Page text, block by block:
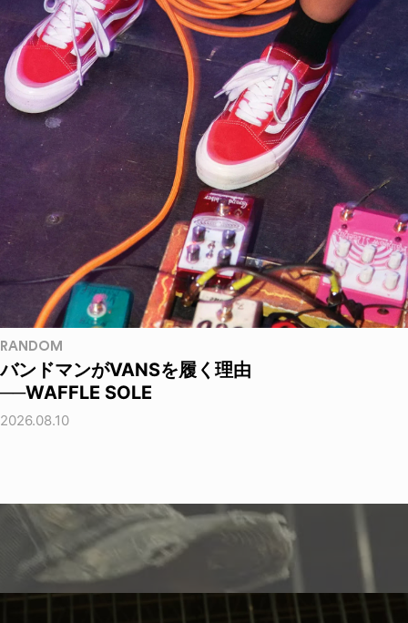
RANDOM
バンドマンがVANSを履く理由
──WAFFLE SOLE
2026.08.10